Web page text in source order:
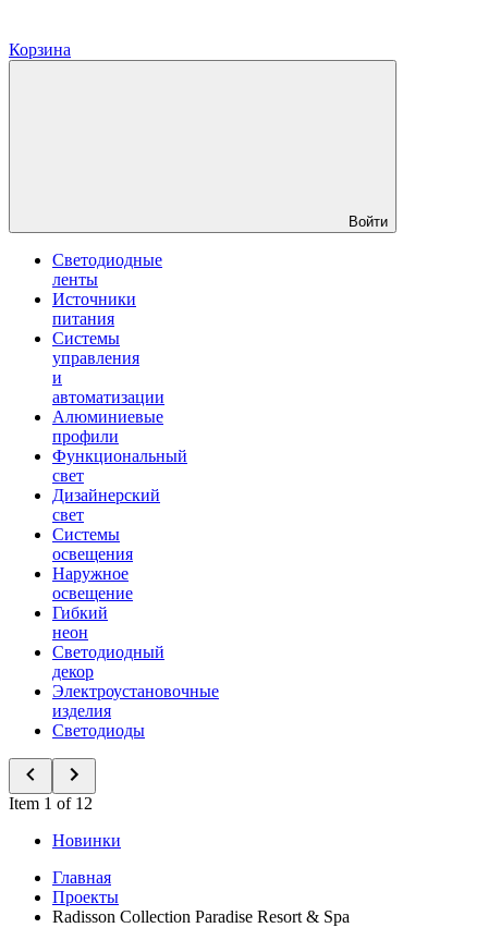
Корзина
Войти
Светодиодные
ленты
Источники
питания
Системы
управления
и
автоматизации
Алюминиевые
профили
Функциональный
свет
Дизайнерский
свет
Системы
освещения
Наружное
освещение
Гибкий
неон
Светодиодный
декор
Электроустановочные
изделия
Светодиоды
Item 1 of 12
Новинки
Главная
Проекты
Radisson Collection Paradise Resort & Spa